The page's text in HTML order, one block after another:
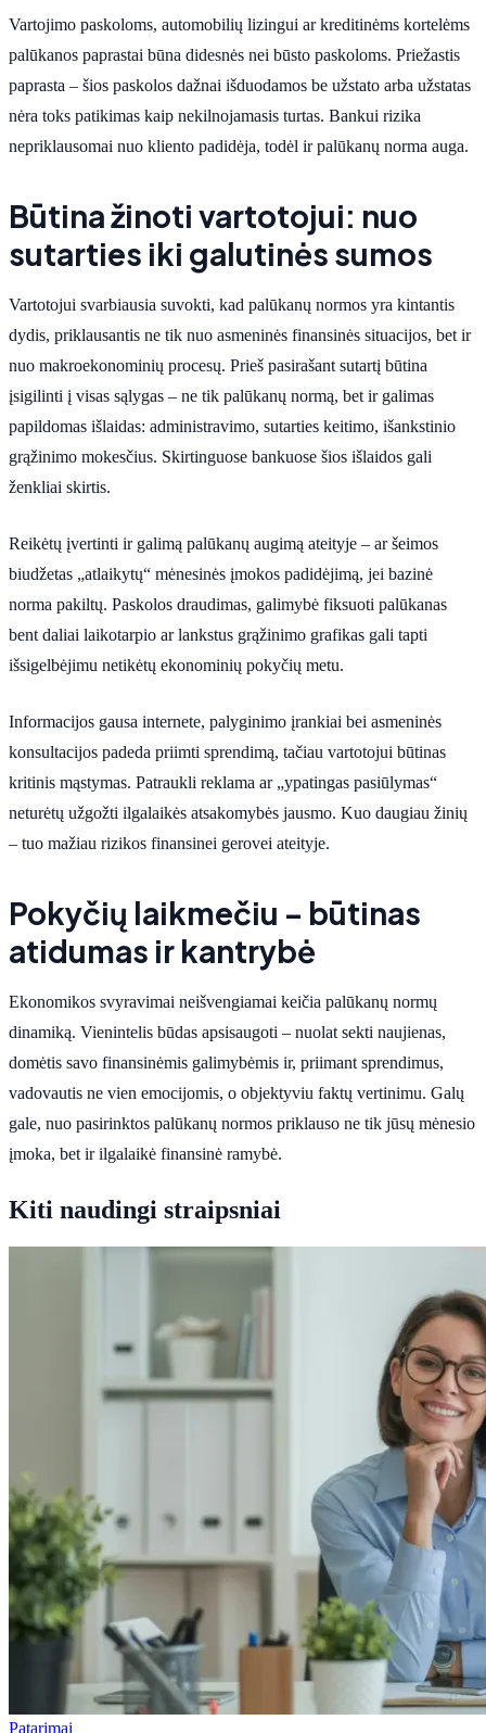
Vartojimo paskoloms, automobilių lizingui ar kreditinėms kortelėms
palūkanos paprastai būna didesnės nei būsto paskoloms. Priežastis
paprasta – šios paskolos dažnai išduodamos be užstato arba užstatas
nėra toks patikimas kaip nekilnojamasis turtas. Bankui rizika
nepriklausomai nuo kliento padidėja, todėl ir palūkanų norma auga.
Būtina žinoti vartotojui: nuo
sutarties iki galutinės sumos
Vartotojui svarbiausia suvokti, kad palūkanų normos yra kintantis
dydis, priklausantis ne tik nuo asmeninės finansinės situacijos, bet ir
nuo makroekonominių procesų. Prieš pasirašant sutartį būtina
įsigilinti į visas sąlygas – ne tik palūkanų normą, bet ir galimas
papildomas išlaidas: administravimo, sutarties keitimo, išankstinio
grąžinimo mokesčius. Skirtinguose bankuose šios išlaidos gali
ženkliai skirtis.
Reikėtų įvertinti ir galimą palūkanų augimą ateityje – ar šeimos
biudžetas „atlaikytų“ mėnesinės įmokos padidėjimą, jei bazinė
norma pakiltų. Paskolos draudimas, galimybė fiksuoti palūkanas
bent daliai laikotarpio ar lankstus grąžinimo grafikas gali tapti
išsigelbėjimu netikėtų ekonominių pokyčių metu.
Informacijos gausa internete, palyginimo įrankiai bei asmeninės
konsultacijos padeda priimti sprendimą, tačiau vartotojui būtinas
kritinis mąstymas. Patraukli reklama ar „ypatingas pasiūlymas“
neturėtų užgožti ilgalaikės atsakomybės jausmo. Kuo daugiau žinių
– tuo mažiau rizikos finansinei gerovei ateityje.
Pokyčių laikmečiu – būtinas
atidumas ir kantrybė
Ekonomikos svyravimai neišvengiamai keičia palūkanų normų
dinamiką. Vienintelis būdas apsisaugoti – nuolat sekti naujienas,
domėtis savo finansinėmis galimybėmis ir, priimant sprendimus,
vadovautis ne vien emocijomis, o objektyviu faktų vertinimu. Galų
gale, nuo pasirinktos palūkanų normos priklauso ne tik jūsų mėnesio
įmoka, bet ir ilgalaikė finansinė ramybė.
Kiti naudingi straipsniai
Patarimai